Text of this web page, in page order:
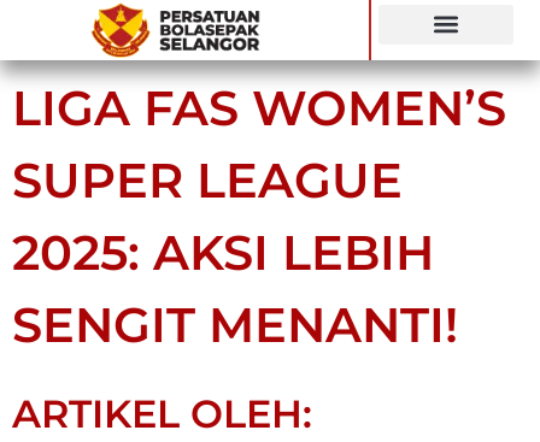
LIGA FAS WOMEN’S
SUPER LEAGUE
2025: AKSI LEBIH
SENGIT MENANTI!
ARTIKEL OLEH: